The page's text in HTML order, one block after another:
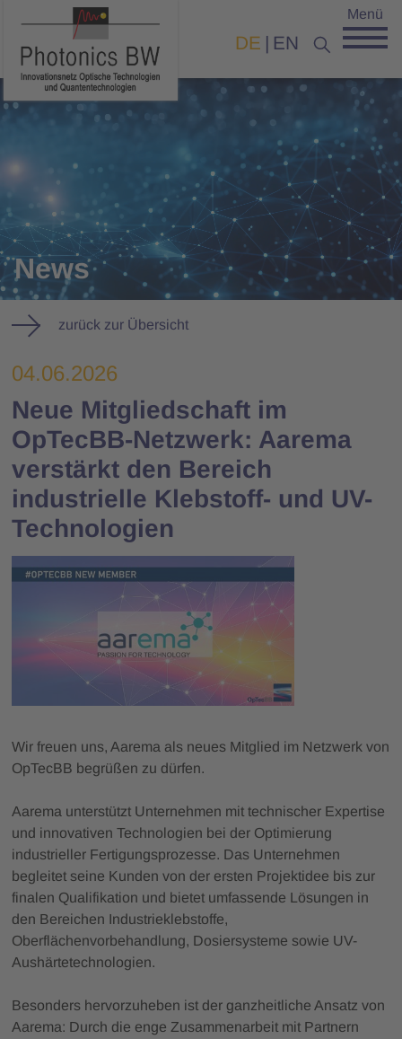
DE EN
Menü
News
zurück zur Übersicht
04.06.2026
Neue Mitgliedschaft im
OpTecBB-Netzwerk: Aarema
verstärkt den Bereich
industrielle Klebstoff- und UV-
Technologien
Wir freuen uns, Aarema als neues Mitglied im Netzwerk von
OpTecBB begrüßen zu dürfen.
Aarema unterstützt Unternehmen mit technischer Expertise
und innovativen Technologien bei der Optimierung
industrieller Fertigungsprozesse. Das Unternehmen
begleitet seine Kunden von der ersten Projektidee bis zur
finalen Qualifikation und bietet umfassende Lösungen in
den Bereichen Industrieklebstoffe,
Oberflächenvorbehandlung, Dosiersysteme sowie UV-
Aushärtetechnologien.
Besonders hervorzuheben ist der ganzheitliche Ansatz von
Aarema: Durch die enge Zusammenarbeit mit Partnern